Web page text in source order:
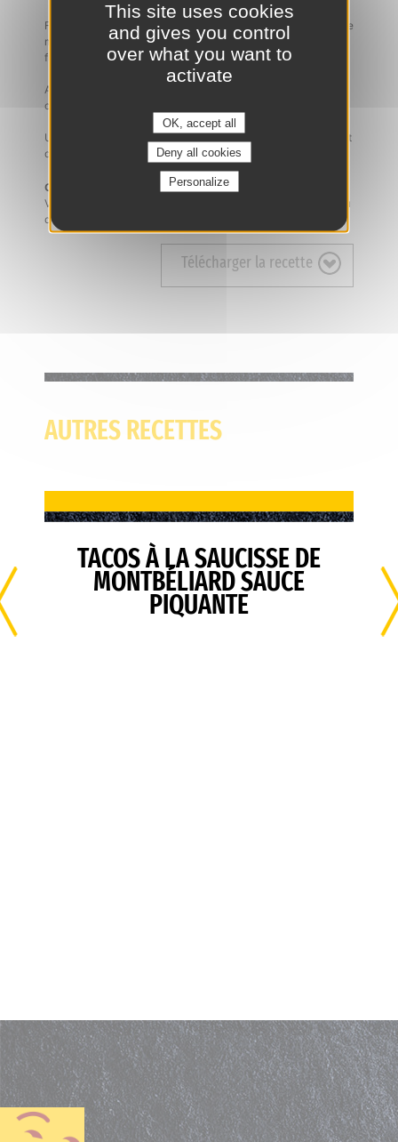
Faites cuire ce côté dans une poêle à feu doux avec un peu de
matière grasse, puis couvrez pour faire fondre légèrement le
fromage.
Après 5 minutes, badigeonnez l’autre face, retournez les
croques et laissez cuire encore 5 minutes.
Une fois dorés et avec le fromage légèrement fondu, servez et
dégustez !
Conseils :
Vous pouvez accompagner vos croques d’une salade verte ou
d’un coleslaw.
Télécharger la recette
AUTRES RECETTES
TACOS À LA SAUCISSE DE
MONTBÉLIARD SAUCE
PIQUANTE
This site uses cookies
and gives you control
over what you want to
activate
OK, accept all
Deny all cookies
Personalize